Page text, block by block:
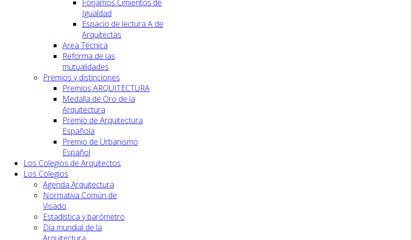
Forjamos Cimientos de
Igualdad
Espacio de lectura A de
Arquitectas
Area Técnica
Reforma de las
mutualidades
Premios y distinciones
Premios ARQUITECTURA
Medalla de Oro de la
Arquitectura
Premio de Arquitectura
Española
Premio de Urbanismo
Español
Los Colegios de Arquitectos
Los Colegios
Agenda Arquitectura
Normativa Común de
Visado
Estadística y barómetro
Día mundial de la